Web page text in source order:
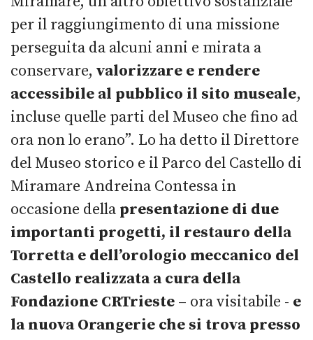
per il raggiungimento di una missione
perseguita da alcuni anni e mirata a
conservare, valorizzare e rendere
accessibile al pubblico il sito museale,
incluse quelle parti del Museo che fino ad
ora non lo erano”. Lo ha detto il Direttore
del Museo storico e il Parco del Castello di
Miramare Andreina Contessa in
occasione della presentazione di due
importanti progetti, il restauro della
Torretta e dell’orologio meccanico del
Castello realizzata a cura della
Fondazione CRTrieste – ora visitabile - e
la nuova Orangerie che si trova presso